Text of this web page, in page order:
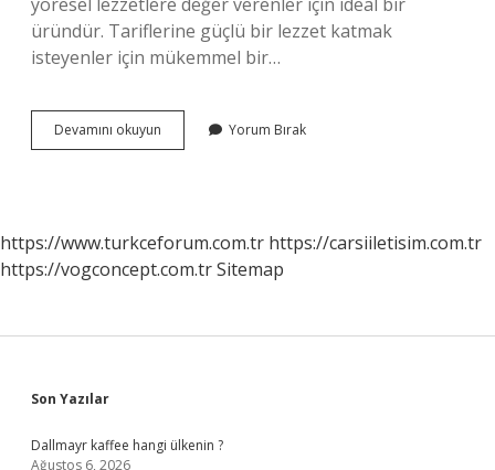
üründür. Tariflerine güçlü bir lezzet katmak
isteyenler için mükemmel bir…
Devamını okuyun
Salçası
Yorum Bırak
https://www.turkceforum.com.tr https://carsiiletisim.com.tr
https://vogconcept.com.trSitemap
Sidebar
Son Yazılar
Dallmayr kaffee hangi ülkenin ?
Ağustos 6, 2026